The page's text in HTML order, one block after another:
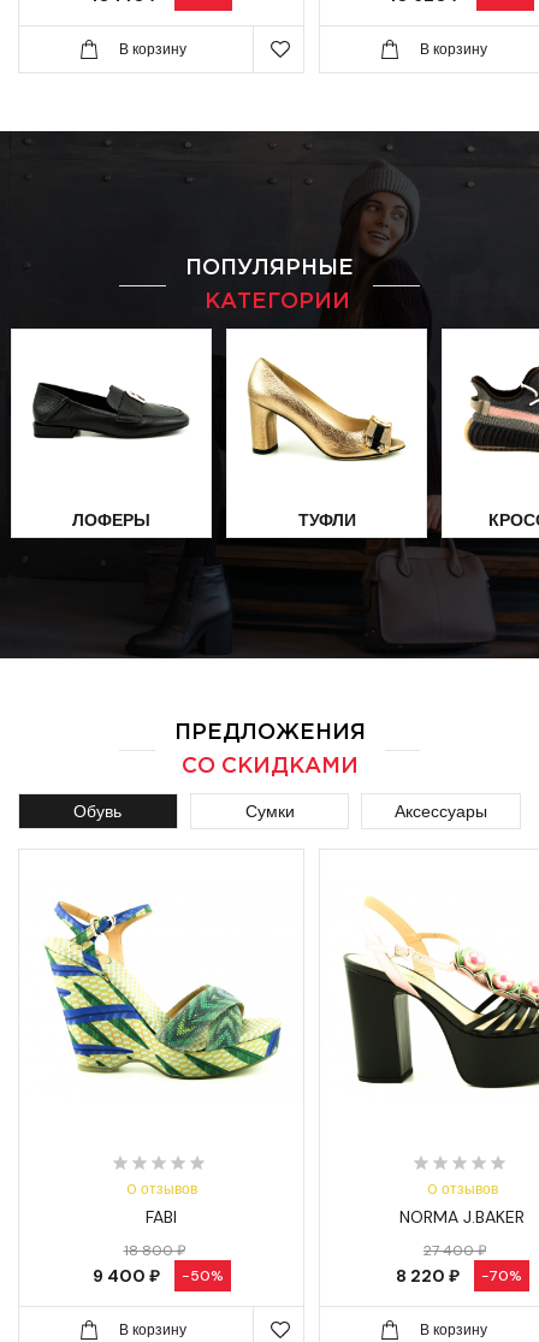
В корзину В корзину
ПОПУЛЯРНЫЕ
КАТЕГОРИИ
ЛОФЕРЫ ТУФЛИ
ПРЕДЛОЖЕНИЯ
СО СКИДКАМИ
Обувь Сумки Аксессуары
0 отзывов
FABI
18 800 ₽
9 400 ₽ -50%
В корзину
0 отзывов
NORMA J.BAKER
27 400 ₽
8 220 ₽ -70%
В корзину